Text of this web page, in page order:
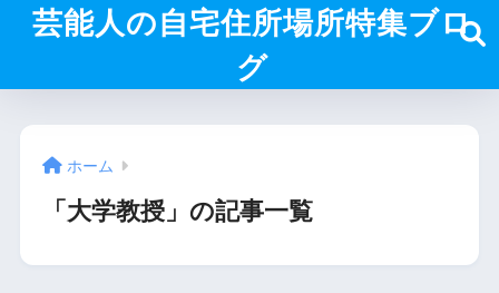
芸能人の自宅住所場所特集ブロ
グ
ホーム
「大学教授」の記事一覧